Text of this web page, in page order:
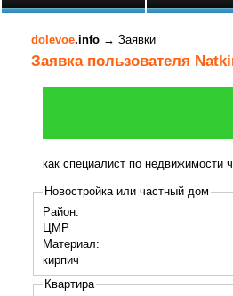
dolevoe.info → Заявки
Заявка пользователя
как специалист по недвижимости
Новостройка или частный дом
Район:
ЦМР
Материал:
кирпич
Квартира